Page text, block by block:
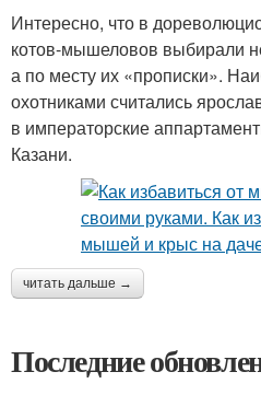
Интересно, что в
котов-мышеловов выбирали
а по месту их «прописки».
охотниками считались
в императорские
Казани.
читать дальше →
Последние